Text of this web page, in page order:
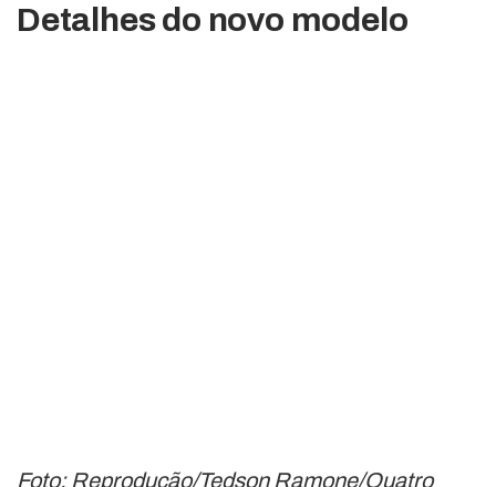
Detalhes do novo modelo
Foto: Reprodução/Tedson Ramone/Quatro